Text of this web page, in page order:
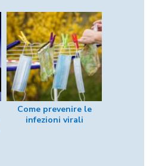
Come prevenire le
infezioni virali